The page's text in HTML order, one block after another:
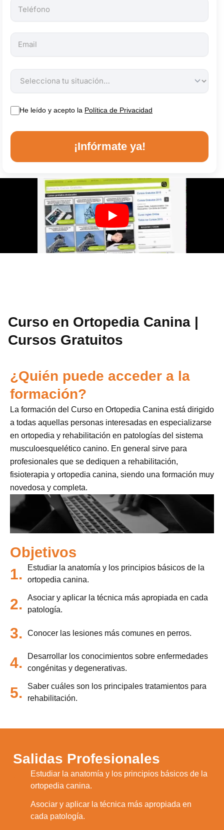
He leído y acepto la Política de Privacidad
¡Infórmate ya!
Curso en Ortopedia Canina |
Cursos Gratuitos
¿Quién puede acceder a la
formación?
La formación del Curso en Ortopedia Canina está dirigido
a todas aquellas personas interesadas en especializarse
en ortopedia y rehabilitación en patologías del sistema
musculoesquelético canino. En general sirve para
profesionales que se dediquen a rehabilitación,
fisioterapia y ortopedia canina, siendo una formación muy
novedosa y completa.
Objetivos
1.
Estudiar la anatomía y los principios básicos de la
ortopedia canina.
2.
Asociar y aplicar la técnica más apropiada en cada
patología.
3. Conocer las lesiones más comunes en perros.
4.
Desarrollar los conocimientos sobre enfermedades
congénitas y degenerativas.
5.
Saber cuáles son los principales tratamientos para
rehabilitación.
Salidas Profesionales
Estudiar la anatomía y los principios básicos de la
ortopedia canina.
Asociar y aplicar la técnica más apropiada en
cada patología.